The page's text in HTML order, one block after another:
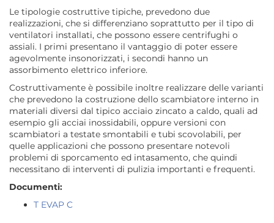
Le tipologie costruttive tipiche, prevedono due
realizzazioni, che si differenziano soprattutto per il tipo di
ventilatori installati, che possono essere centrifughi o
assiali. I primi presentano il vantaggio di poter essere
agevolmente insonorizzati, i secondi hanno un
assorbimento elettrico inferiore.
Costruttivamente è possibile inoltre realizzare delle varianti
che prevedono la costruzione dello scambiatore interno in
materiali diversi dal tipico acciaio zincato a caldo, quali ad
esempio gli acciai inossidabili, oppure versioni con
scambiatori a testate smontabili e tubi scovolabili, per
quelle applicazioni che possono presentare notevoli
problemi di sporcamento ed intasamento, che quindi
necessitano di interventi di pulizia importanti e frequenti.
Documenti:
T EVAP C